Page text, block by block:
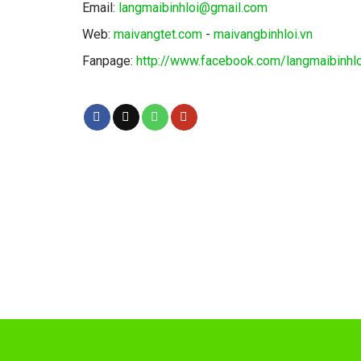
Email: langmaibinhloi@gmail.com
Web: maivangtet.com - maivangbinhloi.vn
Fanpage: http://www.facebook.com/